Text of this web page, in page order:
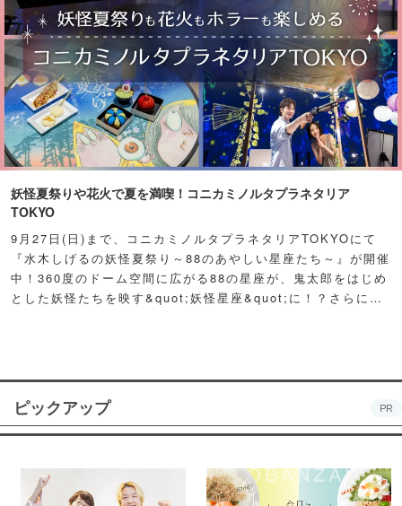
妖怪夏祭りや花火で夏を満喫！コニカミノルタプラネタリア
TOKYO
9月27日(日)まで、コニカミノルタプラネタリアTOKYOにて
『水木しげるの妖怪夏祭り～88のあやしい星座たち～』が開催
中！360度のドーム空間に広がる88の星座が、鬼太郎をはじめ
とした妖怪たちを映す&quot;妖怪星座&quot;に！？さらに例
ピックアップ PR